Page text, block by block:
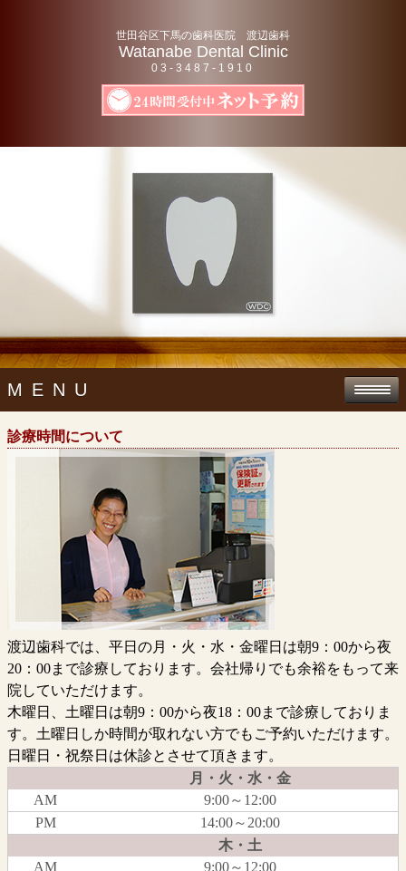
世田谷区下馬の歯科医院 渡辺歯科
Watanabe Dental Clinic
03-3487-1910
MENU
診療時間について
渡辺歯科では、平日の月・火・水・金曜日は朝9：00から夜
20：00まで診療しております。会社帰りでも余裕をもって来
院していただけます。
木曜日、土曜日は朝9：00から夜18：00まで診療しておりま
す。 土曜日しか時間が取れない方でもご予約いただけます。
日曜日・祝祭日は休診とさせて頂きます。
月・火・水・金
AM
9:00～12:00
PM
14:00～20:00
木・土
AM
9:00～12:00